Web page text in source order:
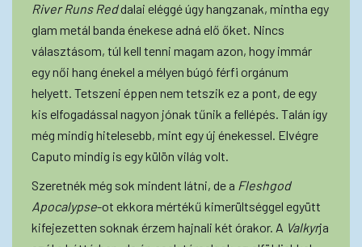
River Runs Reddalai eléggé úgy hangzanak, mintha egy
glam metál banda énekese adná elő őket. Nincs
választásom, túl kell tenni magam azon, hogy immár
egy női hang énekel a mélyen búgó férfi orgánum
helyett. Tetszeni éppen nem tetszik ez a pont, de egy
kis elfogadással nagyon jónak tűnik a fellépés. Talán így
még mindig hitelesebb, mint egy új énekessel. Elvégre
Caputo mindig is egy külön világ volt.
Szeretnék még sok mindent látni, de a Fleshgod
Apocalypse-ot ekkora mértékű kimerültséggel együtt
kifejezetten soknak érzem hajnali két órakor. A Valkyrja